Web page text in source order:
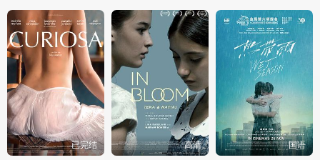
已完结 高清 国语